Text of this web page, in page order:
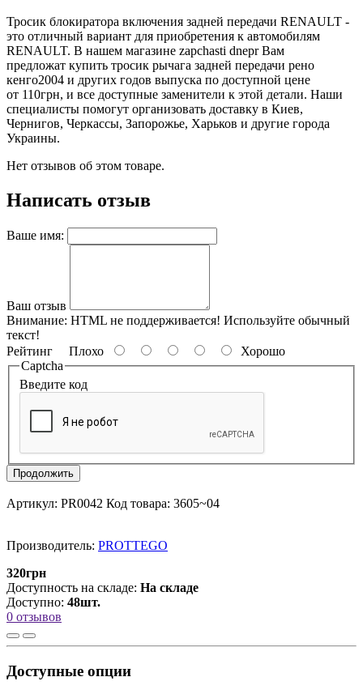
Тросик блокиратора включения задней передачи RENAULT -
это отличный вариант для приобретения к автомобилям
RENAULT. В нашем магазине zapchasti dnepr Вам
предложат купить тросик рычага задней передачи рено
кенго2004 и других годов выпуска по доступной цене
от 110грн, и все доступные заменители к этой детали. Наши
специалисты помогут организовать доставку в Киев,
Чернигов, Черкассы, Запорожье, Харьков и другие города
Украины.
Нет отзывов об этом товаре.
Написать отзыв
Ваше имя:
Ваш отзыв
Внимание: HTML не поддерживается! Используйте обычный
текст!
Рейтинг Плохо
Хорошо
Captcha
Введите код
Продолжить
Артикул: PR0042 Код товара: 3605~04
Производитель: PROTTEGO
320грн
Доступность на складе: На складе
Доступно: 48шт.
0 отзывов
Доступные опции